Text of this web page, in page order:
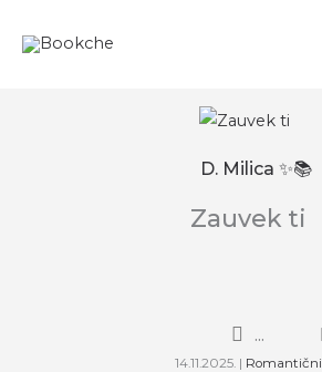
D. Milica ✨📚
Zauvek ti
...
14.11.2025. | Romantični